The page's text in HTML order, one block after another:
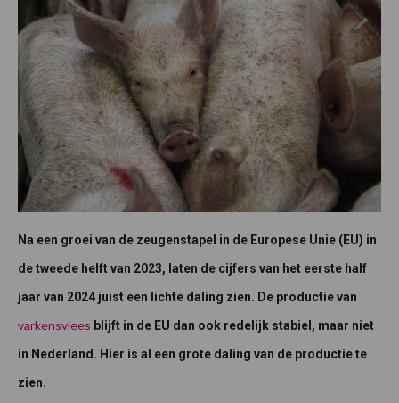
Na een groei van de zeugenstapel in de Europese Unie (EU) in
de tweede helft van 2023, laten de cijfers van het eerste half
jaar van 2024 juist een lichte daling zien. De productie van
varkensvlees blijft in de EU dan ook redelijk stabiel, maar niet
in Nederland. Hier is al een grote daling van de productie te
zien.